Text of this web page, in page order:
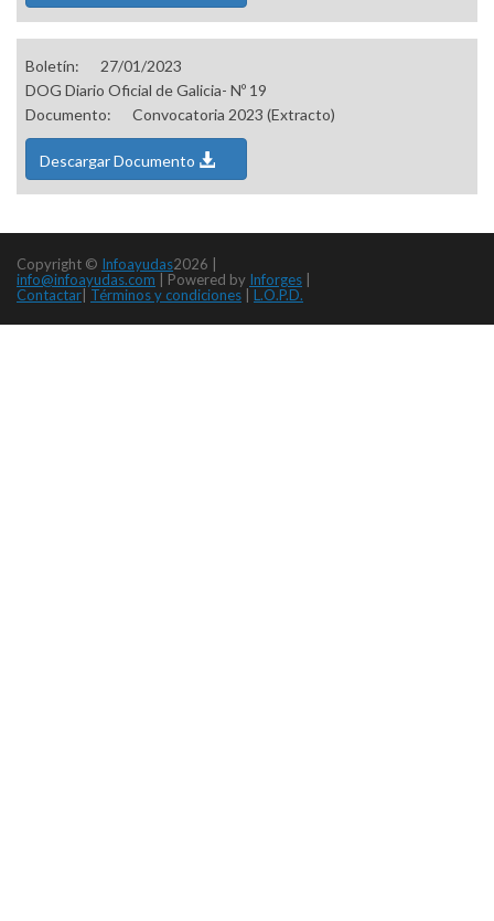
Boletín:
27/01/2023
DOG Diario Oficial de Galicia- Nº 19
Documento:
Convocatoria 2023 (Extracto)
Descargar Documento
Copyright © Infoayudas2026 |
info@infoayudas.com
Powered by Inforges
Contactar Términos y condiciones L.O.P.D.